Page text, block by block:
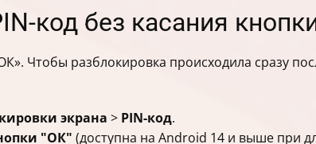
код без касания
Чтобы разблокировка происходила сразу
экрана > PIN-код.
"ОК" (доступна на Android 14 и выше при